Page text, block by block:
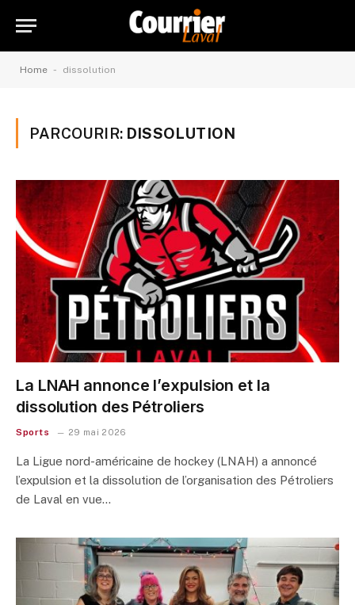
Home - dissolution
PARCOURIR: DISSOLUTION
La LNAH annonce l’expulsion et la
dissolution des Pétroliers
Sports 29 mai 2026
La Ligue nord-américaine de hockey (LNAH) a annoncé
l’expulsion et la dissolution de l’organisation des Pétroliers
de Laval en vue…